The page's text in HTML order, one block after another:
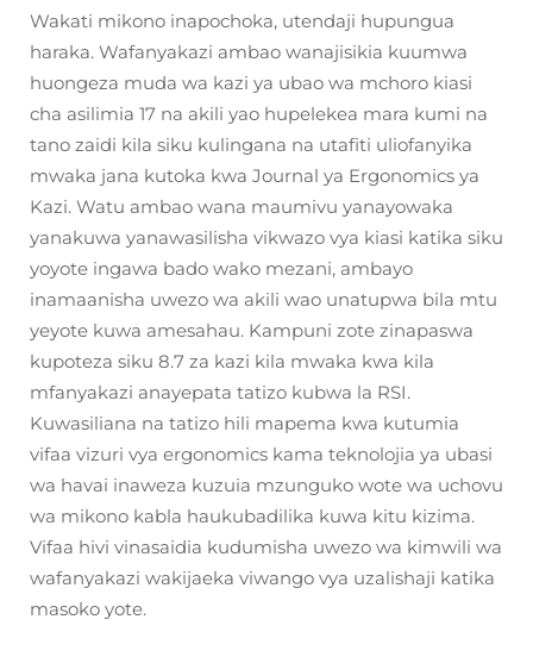
Wakati mikono inapochoka, utendaji hupungua
haraka. Wafanyakazi ambao wanajisikia kuumwa
huongeza muda wa kazi ya ubao wa mchoro kiasi
cha asilimia 17 na akili yao hupelekea mara kumi na
tano zaidi kila siku kulingana na utafiti uliofanyika
mwaka jana kutoka kwa Journal ya Ergonomics ya
Kazi. Watu ambao wana maumivu yanayowaka
yanakuwa yanawasilisha vikwazo vya kiasi katika siku
yoyote ingawa bado wako mezani, ambayo
inamaanisha uwezo wa akili wao unatupwa bila mtu
yeyote kuwa amesahau. Kampuni zote zinapaswa
kupoteza siku 8.7 za kazi kila mwaka kwa kila
mfanyakazi anayepata tatizo kubwa la RSI.
Kuwasiliana na tatizo hili mapema kwa kutumia
vifaa vizuri vya ergonomics kama teknolojia ya ubasi
wa havai inaweza kuzuia mzunguko wote wa uchovu
wa mikono kabla haukubadilika kuwa kitu kizima.
Vifaa hivi vinasaidia kudumisha uwezo wa kimwili wa
wafanyakazi wakijaeka viwango vya uzalishaji katika
masoko yote.